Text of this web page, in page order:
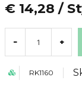
€ 14,28 /
- +
RK1160